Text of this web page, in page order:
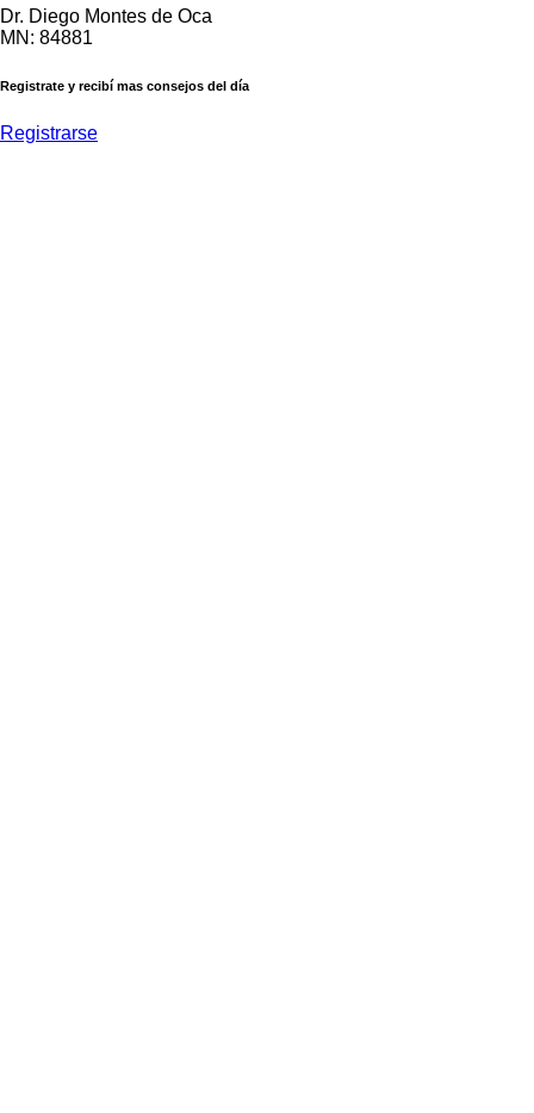
Dr. Diego Montes de Oca
MN: 84881
Registrate y recibí mas consejos del día
Registrarse